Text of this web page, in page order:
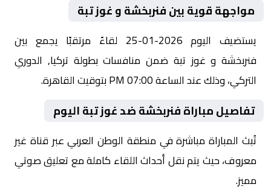
مواجهة قوية بين فنربخشة و غوز تبة
يستضيف اليوم 2026-01-25 لقاءً مرتقبًا يجمع بين
فنربخشة و غوز تبة ضمن منافسات بطولة تركيا, الدوري
التركي، وذلك عند الساعة 07:00 PM بتوقيت القاهرة.
تفاصيل مباراة فنربخشة ضد غوز تبة اليوم
تُبث المباراة مباشرة في منطقة الوطن العربي عبر قناة غير
معروف، حيث يتم نقل أحداث اللقاء كاملة مع تعليق صوتي
مميز.